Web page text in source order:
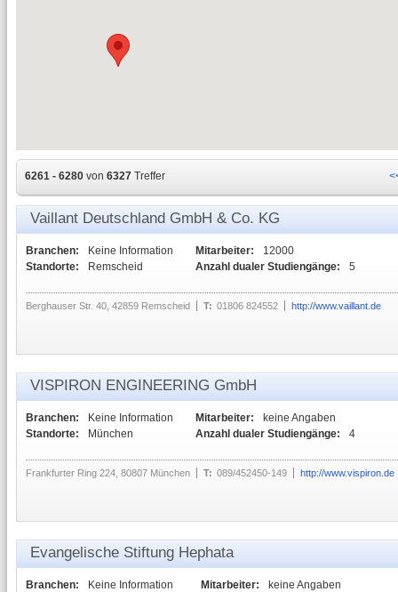
6261 - 6280 von 6327 Treffer
Vaillant Deutschland GmbH & Co. KG
Branchen:
Keine Information
Standorte:
Remscheid
Mitarbeiter:
12000
Anzahl dualer Studiengänge:
5
Berghauser Str. 40, 42859 Remscheid T: 01806 824552 http://www.vaillant.de
VISPIRON ENGINEERING GmbH
Branchen:
Keine Information
Standorte:
München
Mitarbeiter:
keine Angaben
Anzahl dualer Studiengänge:
4
Frankfurter Ring 224, 80807 München T: 089/452450-149 http://www.vispiron.de
Evangelische Stiftung Hephata
Branchen:
Keine Information
Mitarbeiter:
keine Angaben